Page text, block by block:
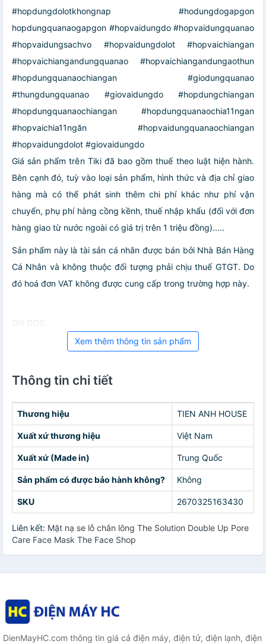
#hopdungdolotkhongnap #hodungdogapgon
hopdungquanaogapgon #hopvaidungdo #hopvaidungquanao
#hopvaidungsachvo #hopvaidungdolot #hopvaichiangan
#hopvaichiangandungquanao #hopvaichiangandungaothun
#hopdungquanaochiangan #giodungquanao
#thungdungquanao #giovaidungdo #hopdungchiangan
#hopdungquanaochiangan #hopdungquanaochia11ngan
#hopvaichia11ngăn #hopvaidungquanaochiangan
#hopvaidungdolot #giovaidungdo
Giá sản phẩm trên Tiki đã bao gồm thuế theo luật hiện hành.
Bên cạnh đó, tuỳ vào loại sản phẩm, hình thức và địa chỉ giao
hàng mà có thể phát sinh thêm chi phí khác như phí vận
chuyển, phụ phí hàng cồng kềnh, thuế nhập khẩu (đối với đơn
hàng giao từ nước ngoài có giá trị trên 1 triệu đồng).....
Sản phẩm này là tài sản cá nhân được bán bởi Nhà Bán Hàng
Cá Nhân và không thuộc đối tượng phải chịu thuế GTGT. Do
đó hoá đơn VAT không được cung cấp trong trường hợp này.
Giá DOS
Xem thêm thông tin sản phẩm
Thông tin chi tiết
Thương hiệu TIEN ANH HOUSE
Xuất xứ thương hiệu Việt Nam
Xuất xứ (Made in) Trung Quốc
Sản phẩm có được bảo hành không? Không
SKU 2670325163430
Liên kết: Mặt nạ se lỗ chân lông The Solution Double Up Pore
Care Face Mask The Face Shop
DienMayHC.com thông tin giá cả điện máy, điện tử, điện lạnh, điện